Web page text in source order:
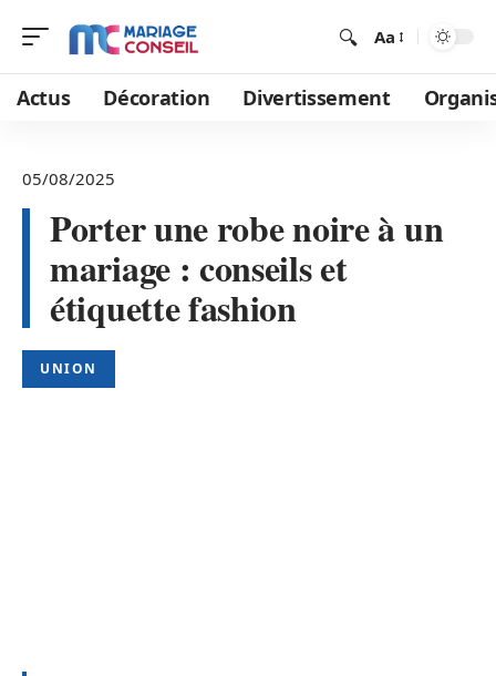
Aa
Actus Décoration Divertissement
05/08/2025
Porter une robe noire à un
mariage : conseils et
étiquette fashion
UNION